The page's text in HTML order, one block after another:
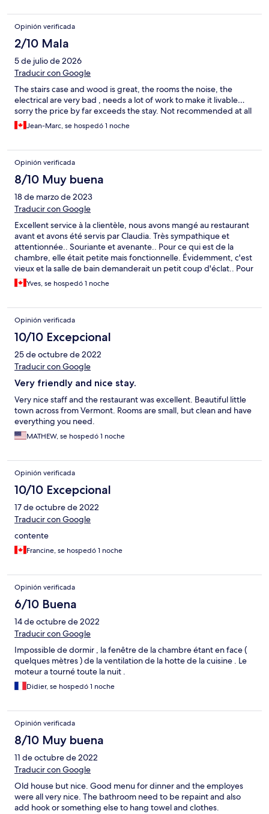
Opinión verificada
2/10 Mala
5 de julio de 2026
Traducir con Google
The stairs case and wood is great, the rooms the noise, the
electrical are very bad , needs a lot of work to make it livable…
sorry the price by far exceeds the stay. Not recommended at all
Jean-Marc, se hospedó 1 noche
Opinión verificada
8/10 Muy buena
18 de marzo de 2023
Traducir con Google
Excellent service à la clientèle, nous avons mangé au restaurant
avant et avons été servis par Claudia. Très sympathique et
attentionnée.. Souriante et avenante.. Pour ce qui est de la
chambre, elle était petite mais fonctionnelle. Évidemment, c'est
vieux et la salle de bain demanderait un petit coup d'éclat.. Pour
la tranquillité, nous avions une chambre du coté de la rue, c'était
très bruyant avec les véhicules qui passait et dût à l'âge de la
séjour quand même..🙂
Yves, se hospedó 1 noche
Opinión verificada
10/10 Excepcional
25 de octubre de 2022
Traducir con Google
Very friendly and nice stay.
Very nice staff and the restaurant was excellent. Beautiful little
town across from Vermont. Rooms are small, but clean and have
everything you need.
MATHEW, se hospedó 1 noche
Opinión verificada
10/10 Excepcional
17 de octubre de 2022
Traducir con Google
contente
Francine, se hospedó 1 noche
Opinión verificada
6/10 Buena
14 de octubre de 2022
Traducir con Google
Impossible de dormir , la fenêtre de la chambre étant en face (
quelques mètres ) de la ventilation de la hotte de la cuisine . Le
moteur a tourné toute la nuit .
Didier, se hospedó 1 noche
Opinión verificada
8/10 Muy buena
11 de octubre de 2022
Traducir con Google
Old house but nice. Good menu for dinner and the employes
were all very nice. The bathroom need to be repaint and also
add hook or something else to hang towel and clothes.